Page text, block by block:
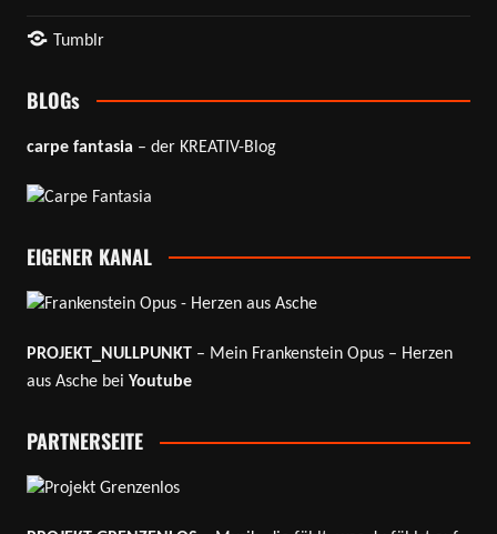
Tumblr
BLOGs
carpe fantasia – der KREATIV-Blog
EIGENER KANAL
PROJEKT_NULLPUNKT– Mein Frankenstein Opus – Herzen
aus Asche bei Youtube
PARTNERSEITE